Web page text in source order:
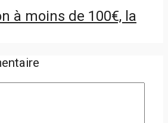
à moins de 100€, la